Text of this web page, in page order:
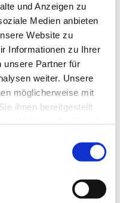
und Anzeigen zu
Medien anbieten
Website zu
Informationen zu Ihrer
unsere Partner für
weiter. Unsere
möglicherweise mit
ihnen bereitgestellt
KG1
Sand-Kies-
Gemisch 0/32
PSS Prod. vor Ort
Annahme Boden
Kl. 3-5
rail-drain DN200
rail-drain DN315
rail-drain DN400
Strabu-control